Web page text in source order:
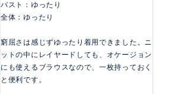
バスト：ゆったり
全体：ゆったり
窮屈さは感じずゆったり着用できました。ニ
ットの中にレイヤードしても、オケージョン
にも使えるブラウスなので、一枚持っておく
と便利です。